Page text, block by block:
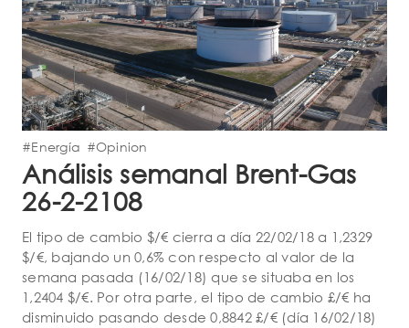
#Energía #Opinion
Análisis semanal Brent-Gas
26-2-2108
El tipo de cambio $/€ cierra a día 22/02/18 a 1,2329
$/€, bajando un 0,6% con respecto al valor de la
semana pasada (16/02/18) que se situaba en los
1,2404 $/€. Por otra parte, el tipo de cambio £/€ ha
disminuido pasando desde 0,8842 £/€ (día 16/02/18)